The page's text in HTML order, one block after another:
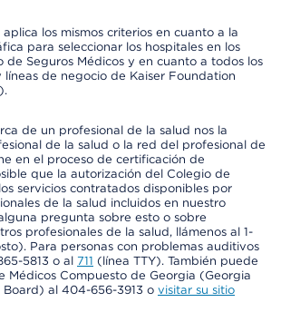
los mismos criterios en cuanto a la
para seleccionar los hospitales en los
de Seguros Médicos y en cuanto a todos los
de negocio de Kaiser Foundation
de un profesional de la salud nos la
de la salud o la red del profesional de
en el proceso de certificación de
que la autorización del Colegio de
servicios contratados disponibles por
de la salud incluidos en nuestro
pregunta sobre esto o sobre
profesionales de la salud, llámenos al 1-
Para personas con problemas auditivos
5813 o al 711 (línea TTY). También puede
Médicos Compuesto de Georgia (Georgia
Board) al 404-656-3913 o visitar su sitio